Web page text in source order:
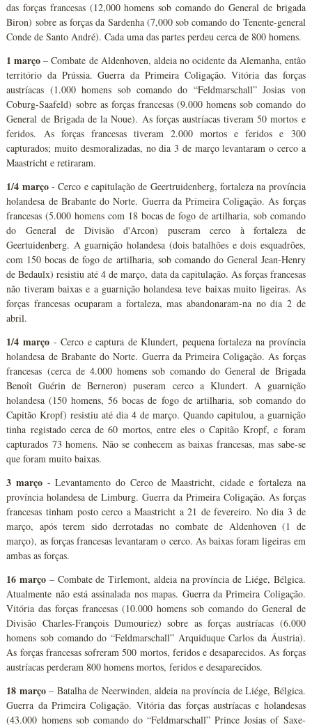
das forças francesas (12,000 homens sob comando do General de brigada
Biron) sobre as forças da Sardenha (7,000 sob comando do Tenente-general
Conde de Santo André). Cada uma das partes perdeu cerca de 800 homens.
1 março – Combate de Aldenhoven, aldeia no ocidente da Alemanha, então
território da Prússia. Guerra da Primeira Coligação. Vitória das forças
austríacas (1.000 homens sob comando do “Feldmarschall” Josias von
Coburg-Saafeld) sobre as forças francesas (9.000 homens sob comando do
General de Brigada de la Noue). As forças austríacas tiveram 50 mortos e
feridos. As forças francesas tiveram 2.000 mortos e feridos e 300
capturados; muito desmoralizadas, no dia 3 de março levantaram o cerco a
Maastricht e retiraram.
1/4 março- Cerco e capitulação de Geertruidenberg, fortaleza na província
holandesa de Brabante do Norte. Guerra da Primeira Coligação. As forças
francesas (5.000 homens com 18 bocas de fogo de artilharia, sob comando
do General de Divisão d'Arcon) puseram cerco à fortaleza de
Geertuidenberg. A guarnição holandesa (dois batalhões e dois esquadrões,
com 150 bocas de fogo de artilharia, sob comando do General Jean-Henry
de Bedaulx) resistiu até 4 de março, data da capitulação. As forças francesas
não tiveram baixas e a guarnição holandesa teve baixas muito ligeiras. As
forças francesas ocuparam a fortaleza, mas abandonaram-na no dia 2 de
abril.
1/4 março - Cerco e captura de Klundert, pequena fortaleza na província
holandesa de Brabante do Norte. Guerra da Primeira Coligação. As forças
francesas (cerca de 4.000 homens sob comando do General de Brigada
Benoît Guérin de Berneron) puseram cerco a Klundert. A guarnição
holandesa (150 homens, 56 bocas de fogo de artilharia, sob comando do
Capitão Kropf) resistiu até dia 4 de março. Quando capitulou, a guarnição
tinha registado cerca de 60 mortos, entre eles o Capitão Kropf, e foram
capturados 73 homens. Não se conhecem as baixas francesas, mas sabe-se
que foram muito baixas.
3 março - Levantamento do Cerco de Maastricht, cidade e fortaleza na
província holandesa de Limburg. Guerra da Primeira Coligação. As forças
francesas tinham posto cerco a Maastricht a 21 de fevereiro. No dia 3 de
março, após terem sido derrotadas no combate de Aldenhoven (1 de
março), as forças francesas levantaram o cerco. As baixas foram ligeiras em
ambas as forças.
16 março – Combate de Tirlemont, aldeia na província de Liége, Bélgica.
Atualmente não está assinalada nos mapas. Guerra da Primeira Coligação.
Vitória das forças francesas (10.000 homens sob comando do General de
Divisão Charles-François Dumouriez) sobre as forças austríacas (6.000
homens sob comando do “Feldmarschall” Arquiduque Carlos da Áustria).
As forças francesas sofreram 500 mortos, feridos e desaparecidos. As forças
austríacas perderam 800 homens mortos, feridos e desaparecidos.
18 março– Batalha de Neerwinden, aldeia na província de Liége, Bélgica.
Guerra da Primeira Coligação. Vitória das forças austríacas e holandesas
(43.000 homens sob comando do “Feldmarschall” Prince Josias of Saxe-